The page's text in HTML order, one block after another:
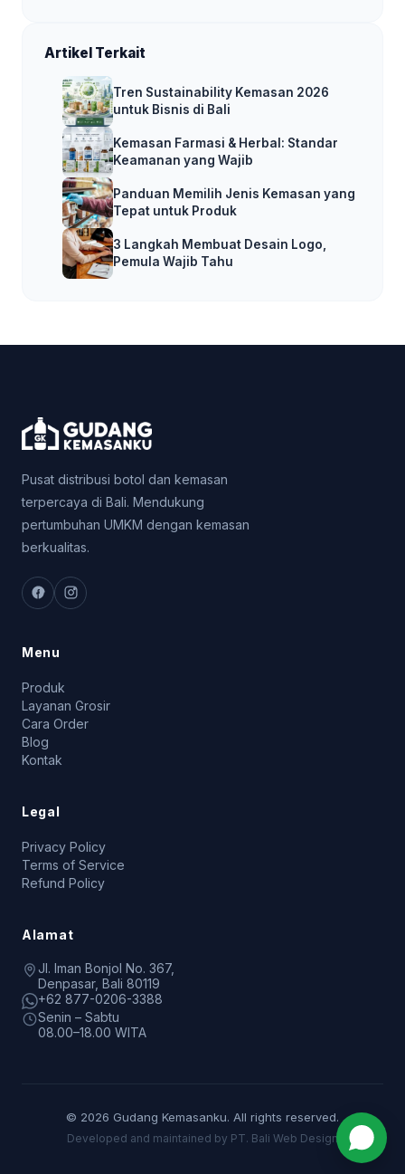
Artikel Terkait
Tren Sustainability Kemasan 2026
untuk Bisnis di Bali
Kemasan Farmasi & Herbal: Standar
Keamanan yang Wajib
Panduan Memilih Jenis Kemasan yang
Tepat untuk Produk
3 Langkah Membuat Desain Logo,
Pemula Wajib Tahu
Pusat distribusi botol dan kemasan
terpercaya di Bali. Mendukung
pertumbuhan UMKM dengan kemasan
berkualitas.
Menu
Produk
Layanan Grosir
Cara Order
Blog
Kontak
Legal
Privacy Policy
Terms of Service
Refund Policy
Alamat
Jl. Iman Bonjol No. 367,
Denpasar, Bali 80119
+62 877-0206-3388
Senin – Sabtu
08.00–18.00 WITA
© 2026 Gudang Kemasanku. All rights reserved.
Developed and maintained by PT. Bali Web Design